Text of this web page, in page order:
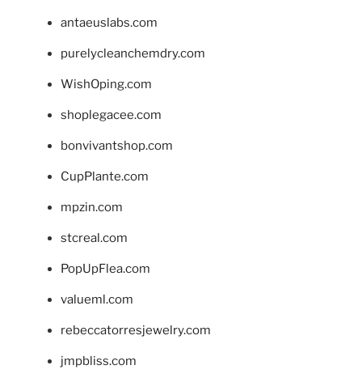
antaeuslabs.com
purelycleanchemdry.com
WishOping.com
shoplegacee.com
bonvivantshop.com
CupPlante.com
mpzin.com
stcreal.com
PopUpFlea.com
valueml.com
rebeccatorresjewelry.com
jmpbliss.com